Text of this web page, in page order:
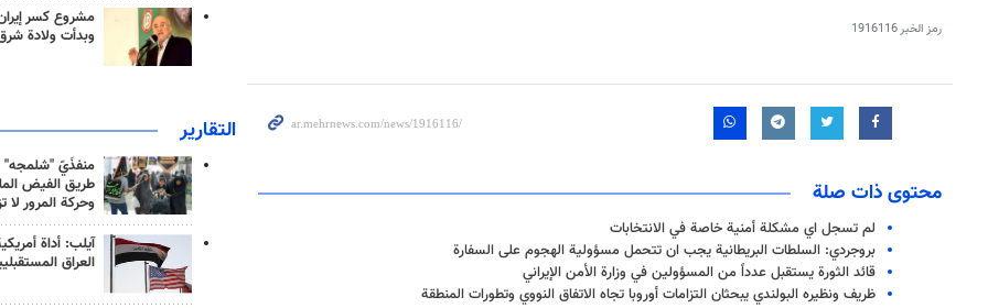
رمز الخبر1916116
محتوى ذات صلة
لم تسجل اي مشكلة أمنية خاصة في الانتخابات
بروجردي: السلطات البريطانية يجب ان تتحمل مسؤولية الهجوم على السفارة
قائد الثورة يستقبل عدداً من المسؤولين في وزارة الأمن الإيراني
ظريف ونظيره البولندي يبحثان التزامات أوروبا تجاه الاتفاق النووي وتطورات المنطقة
مشروع كسر
وبدأت ولادة
التقارير
منفذَيّ "شلمجه"
طريق الفيض
وحركة المرور لا
آيلب: أداة
العراق